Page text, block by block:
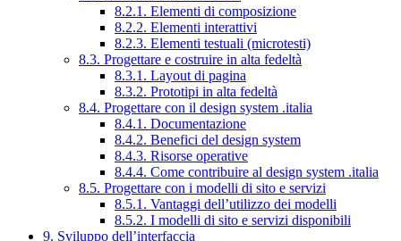
8.2.1. Elementi di composizione
8.2.2. Elementi interattivi
8.2.3. Elementi testuali (microtesti)
8.3. Progettare e costruire in alta fedeltà
8.3.1. Layout di pagina
8.3.2. Prototipi in alta fedeltà
8.4. Progettare con il design system .italia
8.4.1. Documentazione
8.4.2. Benefici del design system
8.4.3. Risorse operative
8.4.4. Come contribuire al design system .italia
8.5. Progettare con i modelli di sito e servizi
8.5.1. Vantaggi dell’utilizzo dei modelli
8.5.2. I modelli di sito e servizi disponibili
9. Sviluppo dell’interfaccia